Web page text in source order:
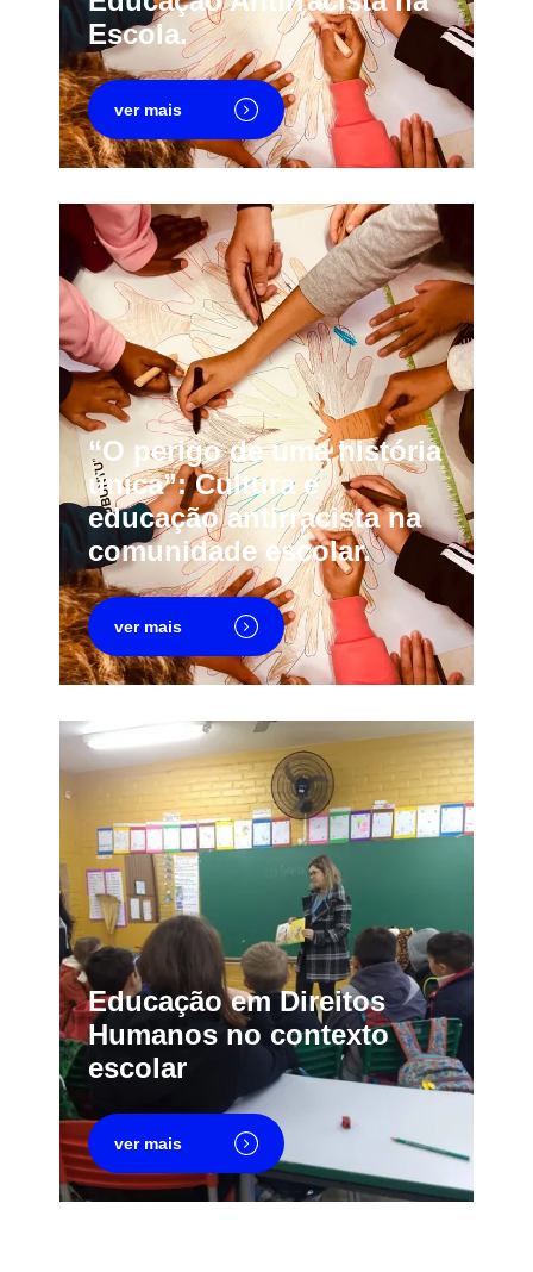
Escola.
ver mais
“O perigo de uma história
única”: Cultura e
educação antirracista na
comunidade escolar.
ver mais
Educação em Direitos
Humanos no contexto
escolar
ver mais